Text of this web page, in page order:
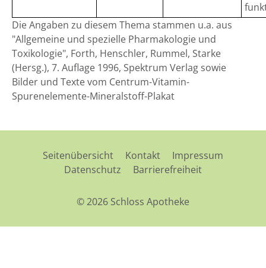
Die Angaben zu diesem Thema stammen u.a. aus
"Allgemeine und spezielle Pharmakologie und
Toxikologie", Forth, Henschler, Rummel, Starke
(Hersg.), 7. Auflage 1996, Spektrum Verlag sowie
Bilder und Texte vom Centrum-Vitamin-
Spurenelemente-Mineralstoff-Plakat
Seitenübersicht Kontakt
Impressum
Datenschutz
Barrierefreiheit
© 2026 Schloss Apotheke